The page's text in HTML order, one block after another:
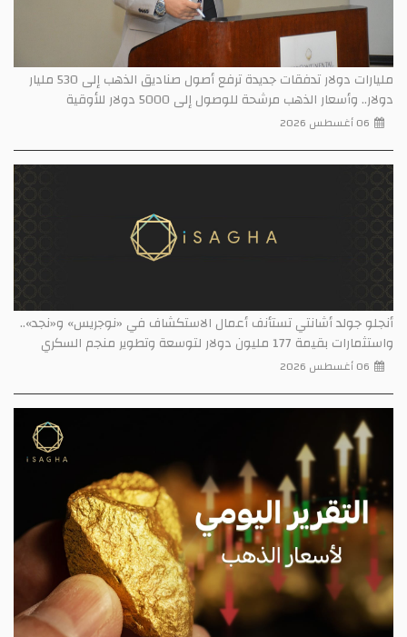
مليارات دولار تدفقات جديدة ترفع أصول صناديق الذهب إلى 530 مليار
دولار.. وأسعار الذهب مرشحة للوصول إلى 5000 دولار للأوقية
06 أغسطس 2026
أنجلو جولد أشانتي تستأنف أعمال الاستكشاف في «نوجريس» و«نجد»..
واستثمارات بقيمة 177 مليون دولار لتوسعة وتطوير منجم السكري
06 أغسطس 2026